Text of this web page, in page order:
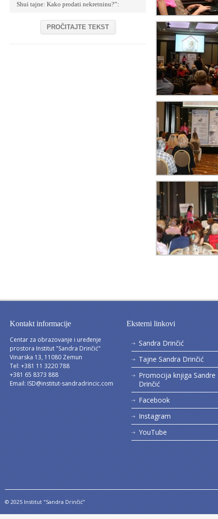
Shui tajne: Kako prodati nekretninu?”:
PROČITAJTE TEKST
Kontakt informacije
Centar za obrazovanje i uređenje
prostora Institut "Sandra Drinčić"
Vinarska 13, 11080 Zemun
Tel: +381 11 3220 788
+381 65 8373 888
Email: ISD@institut-sandradrincic.com
Eksterni linkovi
Sandra Drinčić
Tajne Sandra Drinčić
Promocija knjiga Sandre
Drinčić
Facebook
Instagram
YouTube
© 2025 Institut "Sandra Drinčić"